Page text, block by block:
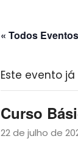
« Todos Eventos
Este evento já
Curso
22 de julho de